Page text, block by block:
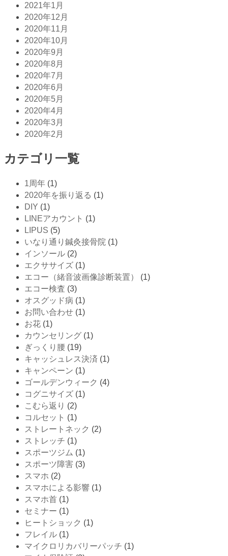
2021年1月
2020年12月
2020年11月
2020年10月
2020年9月
2020年8月
2020年7月
2020年6月
2020年5月
2020年4月
2020年3月
2020年2月
カテゴリ一覧
1周年 (1)
2020年を振り返る (1)
DIY (1)
LINEアカウント (1)
LIPUS (5)
いなり通り鍼灸接骨院 (1)
インソール (2)
エクササイズ (1)
エコー（緒音波画像診断装置）
(1)
エコー検査 (3)
オスグッド病 (1)
お問い合わせ (1)
お花 (1)
カウンセリング (1)
ぎっくり腰 (19)
キャッシュレス決済 (1)
キャンペーン (1)
ゴールデンウィーク (4)
コグニサイズ (1)
こむら返り (2)
コルセット (1)
ストレートネック (2)
ストレッチ (1)
スポーツジム (1)
スポーツ障害 (3)
スマホ (2)
スマホによる影響 (1)
スマホ首 (1)
セミナー (1)
ヒートショック (1)
フレイル (1)
マイクロリカバリーパッチ (1)